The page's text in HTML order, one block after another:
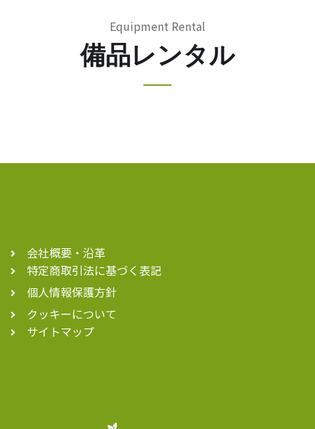
Equipment Rental
備品レンタル
会社概要・沿革
特定商取引法に基づく表記
個人情報保護方針
クッキーについて
サイトマップ